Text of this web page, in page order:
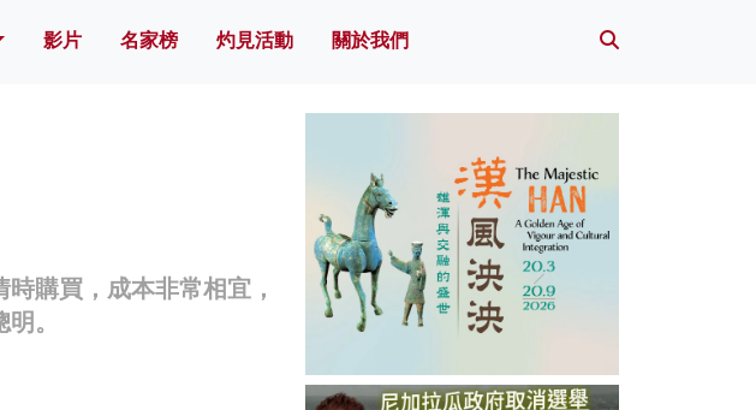
影片 名家榜 灼見活動 關於我們
購買，成本非常相宜，
。